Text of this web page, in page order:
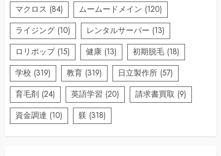
マクロス (84) ムームードメイン (120)
ライジング (10) レンタルサーバー (13)
ロリポップ(15) 健康 (13) 初期脱毛 (18)
学校 (319) 教育 (319) 日立製作所 (57)
育毛剤 (24) 英語学習 (20) 請求書買取 (9)
資金調達 (10) 躾 (318)